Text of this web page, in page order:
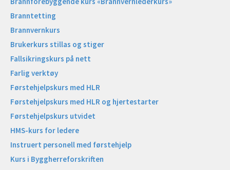
Branntetting
Brannvernkurs
Brukerkurs stillas og stiger
Fallsikringskurs på nett
Farlig verktøy
Førstehjelpskurs med HLR
Førstehjelpskurs med HLR og hjertestarter
Førstehjelpskurs utvidet
HMS-kurs for ledere
Instruert personell med førstehjelp
Kurs i Byggherreforskriften